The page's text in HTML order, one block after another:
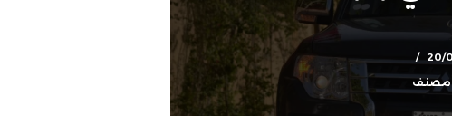
20/
مصنف